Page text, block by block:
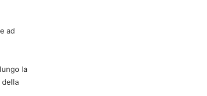
ad
la
della